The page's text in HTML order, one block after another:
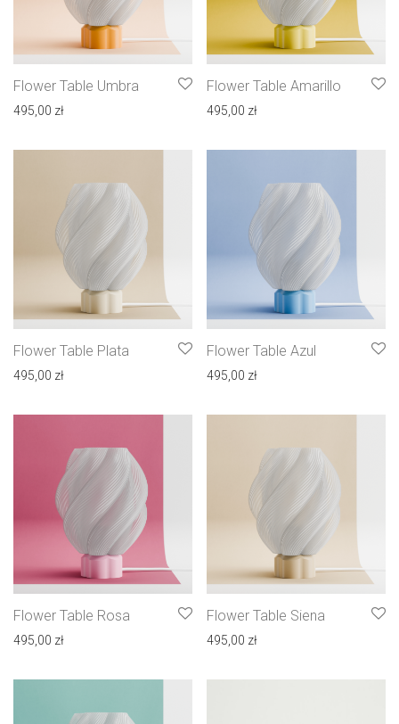
Flower Table Umbra
495,00 zł
Flower Table Amarillo
495,00 zł
Flower Table Plata
495,00 zł
Flower Table Azul
495,00 zł
Flower Table Rosa
495,00 zł
Flower Table Siena
495,00 zł